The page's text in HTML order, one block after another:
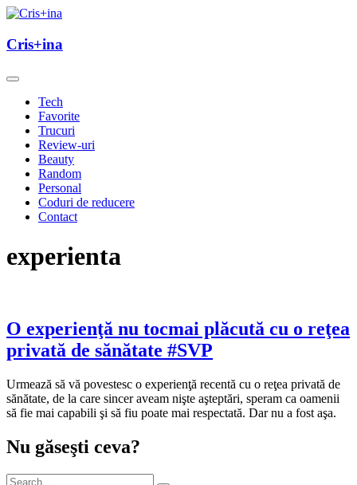
Skip
content
Cris+ina
Cris+ina
Tech
Favorite
Trucuri
Review-uri
Beauty
Random
Personal
Coduri de reducere
Contact
experienta
O experienţă nu tocmai plăcută cu o reţea
privată de sănătate #SVP
Urmează să vă povestesc o experienţă recentă cu o reţea privată de
sănătate, de la care sincer aveam nişte aşteptări, speram ca oamenii
să fie mai capabili şi să fiu poate mai respectată. Dar nu a fost aşa.
Nu găseşti ceva?